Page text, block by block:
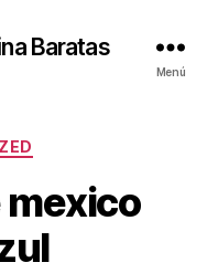
Baratas
Menú